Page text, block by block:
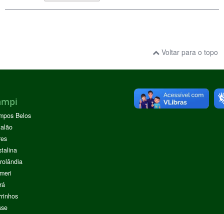
Voltar para o topo
Belos